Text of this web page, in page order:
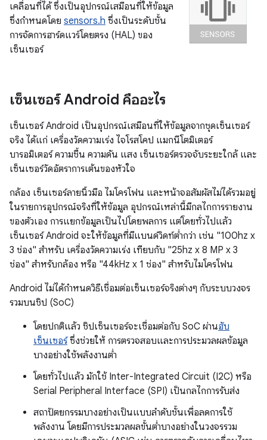
เคลื่อนที่ได้ ซึ่งเป็นอุปกรณ์เสมือนที่ให้ข้อมูล
ซึ่งกำหนดโดย sensors.h ซึ่งเป็นระดับชั้น
การจัดการฮาร์ดแวร์โดยตรง (HAL) ของ
เซ็นเซอร์
เซ็นเซอร์ Android คืออะไร
เซ็นเซอร์ Android เป็นอุปกรณ์เสมือนที่ให้ข้อมูลจากชุดเซ็นเซอร์
จริง ได้แก่ เครื่องวัดความเร่ง ไจโรสโคป แมกนีโตมิเตอร์
บารอมิเตอร์ ความชื้น ความดัน แสง เซ็นเซอร์ตรวจจับระยะใกล้ และ
เซ็นเซอร์วัดอัตราการเต้นของหัวใจ
กล้อง เซ็นเซอร์ลายนิ้วมือ ไมโครโฟน และหน้าจอสัมผัสไม่ได้รวมอยู่
ในรายการอุปกรณ์จริงที่ให้ข้อมูล อุปกรณ์เหล่านี้มีกลไกการรายงาน
ของตัวเอง การแยกข้อมูลเป็นไปโดยพลการ แต่โดยทั่วไปแล้ว
เซ็นเซอร์ Android จะให้ข้อมูลที่มีแบนด์วิดท์ต่ำกว่า เช่น "100hz x
3 ช่อง" สำหรับ เครื่องวัดความเร่ง เทียบกับ "25hz x 8 MP x 3
ช่อง" สำหรับกล้อง หรือ "44kHz x 1 ช่อง" สำหรับไมโครโฟน
Android ไม่ได้กำหนดวิธีเชื่อมต่อเซ็นเซอร์จริงต่างๆ กับระบบวงจร
รวมบนชิป (SoC)
โดยปกติแล้ว ชิปเซ็นเซอร์จะเชื่อมต่อกับ SoC ผ่านฮับ
เซ็นเซอร์ซึ่งช่วยให้ การตรวจสอบและการประมวลผลข้อมูล
บางอย่างใช้พลังงานต่ำ
โดยทั่วไปแล้ว มักใช้ Inter-Integrated Circuit (I2C) หรือ
Serial Peripheral Interface (SPI) เป็นกลไกการรับส่ง
สถาปัตยกรรมบางอย่างเป็นแบบลำดับชั้นเพื่อลดการใช้
พลังงาน โดยมีการประมวลผลขั้นต่ำบางอย่างในวงจรรวม